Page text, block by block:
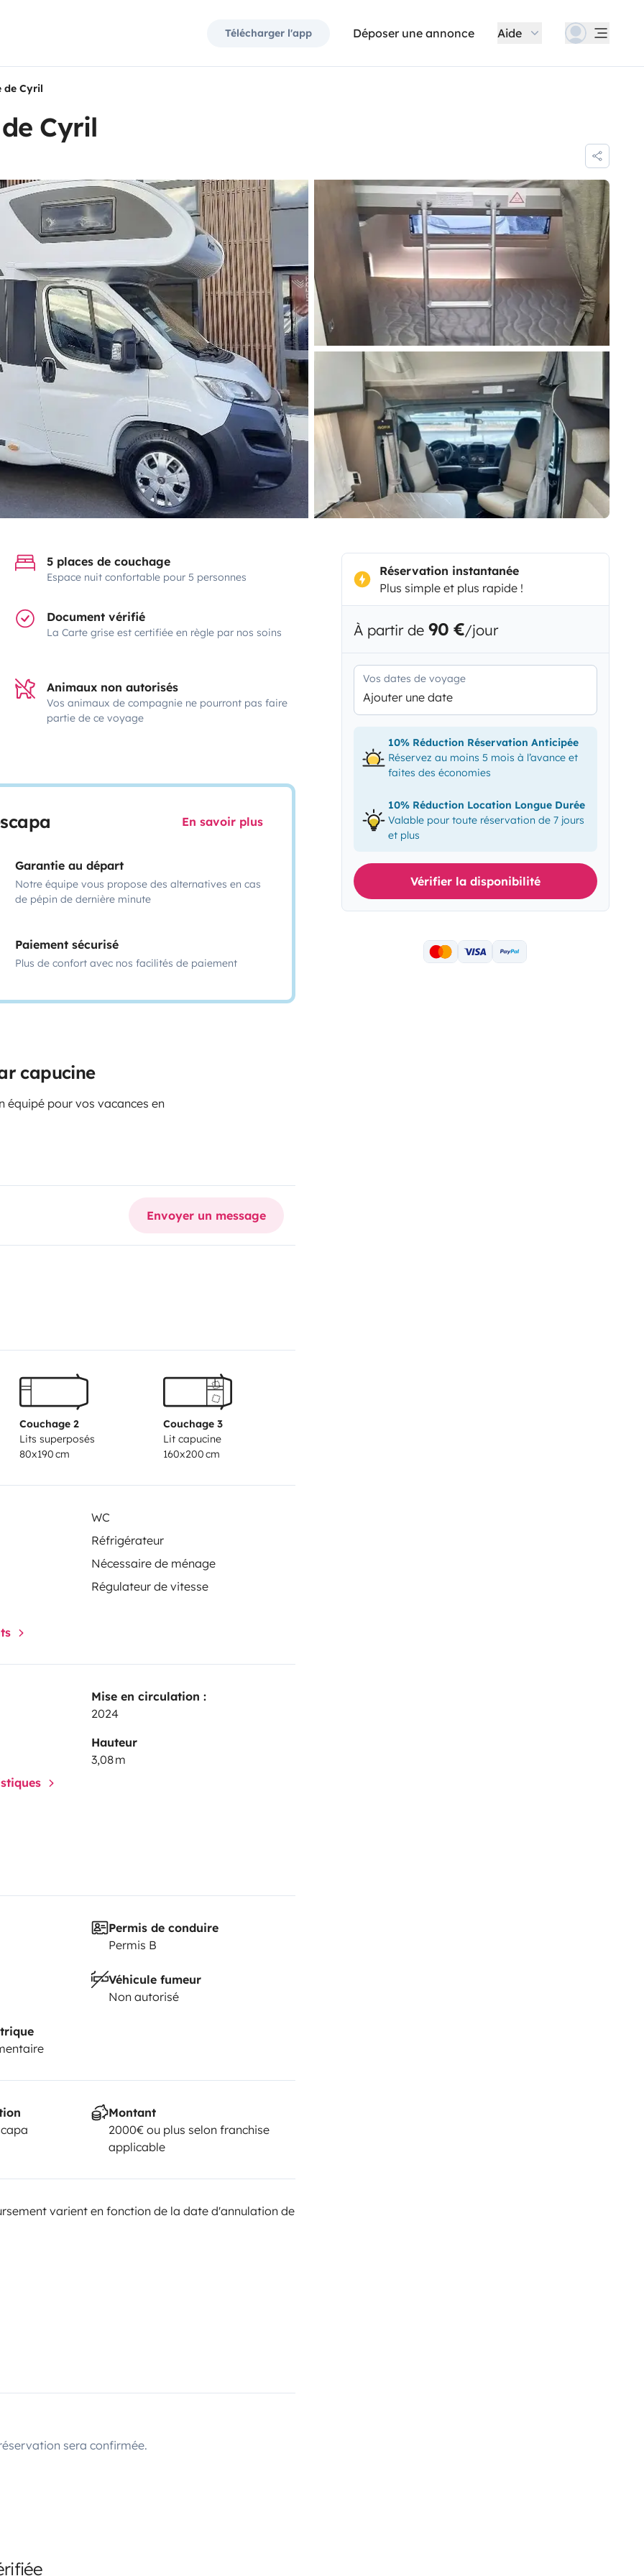
Télécharger l'app Déposer une annonce Aide
de Cyril
Cyril
5 places de couchage
Espace nuit confortable pour 5 personnes
Document vérifié
La Carte grise est certifiée en règle par nos soins
Animaux non autorisés
Vos animaux de compagnie ne pourront pas faire
partie de ce voyage
En savoir plus
Garantie au départ
Notre équipe vous propose des alternatives en cas
de pépin de dernière minute
Paiement sécurisé
Plus de confort avec nos facilités de paiement
capucine
équipé pour vos vacances en
( 10l/100kms )
en haut)
)
soir pour le week-end de
Envoyer un message
Couchage 2
Lits superposés
80x190 cm
Couchage 3
Lit capucine
160x200 cm
WC
Réfrigérateur
Nécessaire de ménage
Régulateur de vitesse
Mise en circulation :
2024
Hauteur
3,08 m
Permis de conduire
Permis B
Véhicule fumeur
Non autorisé
Montant
2000€ ou plus selon franchise
applicable
varient en fonction de la date d'annulation de
sera confirmée.
Réservation instantanée
Plus simple et plus rapide !
À partir de 90 €/jour
Vos dates de voyage
Ajouter une date
10% Réduction Réservation Anticipée
Réservez au moins 5 mois à l’avance et
faites des économies
10% Réduction Location Longue Durée
Valable pour toute réservation de 7 jours
et plus
Vérifier la disponibilité